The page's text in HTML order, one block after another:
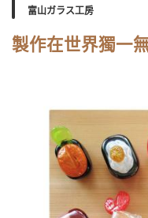
富山ガラス工房
製作在世界獨一